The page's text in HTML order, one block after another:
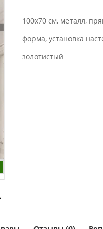
100x70 см, металл,
форма, установка
золотистый